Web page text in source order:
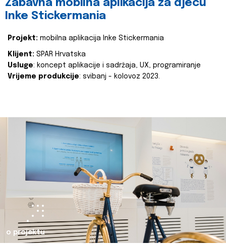
Zabavna mobilna aplikacija za djecu
Inke Stickermania
Projekt: mobilna aplikacija Inke Stickermania
Klijent: SPAR Hrvatska
Usluge: koncept aplikacije i sadržaja, UX, programiranje
Vrijeme produkcije: svibanj - kolovoz 2023.
o projektu